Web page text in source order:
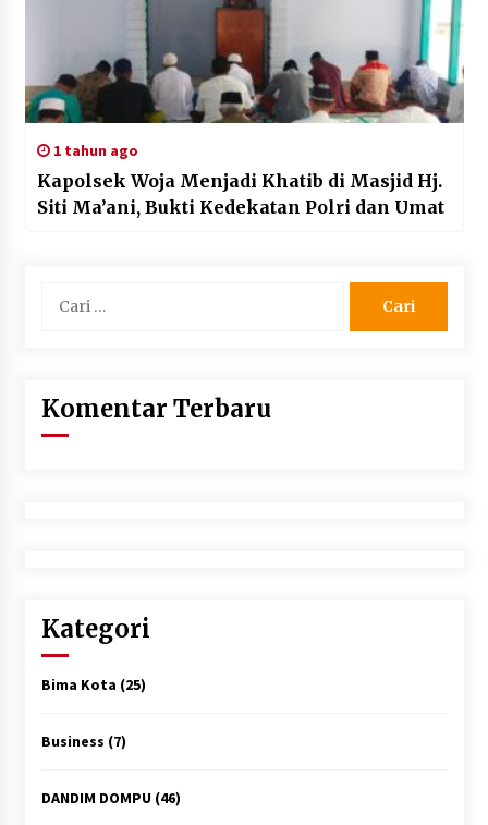
1 tahun ago
Kapolsek Woja Menjadi Khatib di Masjid Hj.
Siti Ma’ani, Bukti Kedekatan Polri dan Umat
untuk:
Komentar Terbaru
Kategori
Bima Kota (25)
Business (7)
DANDIM DOMPU(46)